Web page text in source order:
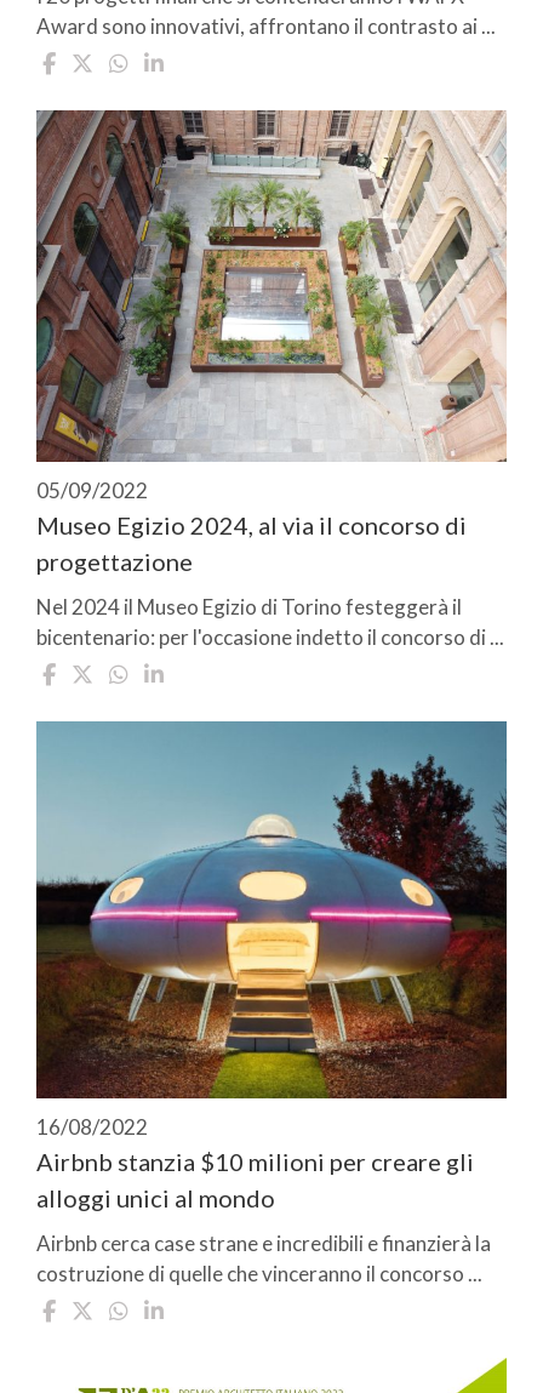
Award sono innovativi, affrontano il contrasto ai ...
05/09/2022
Museo Egizio 2024, al via il concorso di
progettazione
Nel 2024 il Museo Egizio di Torino festeggerà il
bicentenario: per l'occasione indetto il concorso di ...
16/08/2022
Airbnb stanzia $10 milioni per creare gli
alloggi unici al mondo
Airbnb cerca case strane e incredibili e finanzierà la
costruzione di quelle che vinceranno il concorso ...